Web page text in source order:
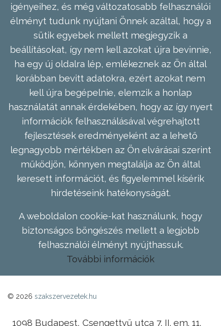
igényeihez, és még változatosabb felhasználói
élményt tudunk nyújtani Önnek azáltal, hogy a
sütik egyebek mellett megjegyzik a
beállításokat, így nem kell azokat újra bevinnie,
ha egy új oldalra lép, emlékeznek az Ön által
korábban bevitt adatokra, ezért azokat nem
kell újra begépelnie, elemzik a honlap
használatát annak érdekében, hogy az így nyert
információk felhasználásával végrehajtott
fejlesztések eredményeként az a lehető
legnagyobb mértékben az Ön elvárásai szerint
működjön, könnyen megtalálja az Ön által
keresett információt, és figyelemmel kísérik
hirdetéseink hatékonyságát.
A weboldalon cookie-kat használunk, hogy
biztonságos böngészés mellett a legjobb
felhasználói élményt nyújthassuk.
További információk
© 2026 szakszervezetek.hu
1098 Budapest, Csengettyű utca 7. II. em. 11.